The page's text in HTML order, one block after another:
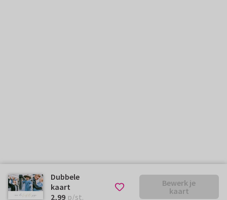
Dubbele
kaart
€ 2,99 p/st.
2,99 p/st.
Bewerk je
kaart